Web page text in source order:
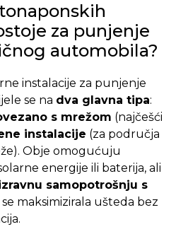
za punjenje
automobila?
instalacije za punjenje
se na dva glavna tipa:
s mrežom (najčešći
instalacije (za područja
Obje omogućuju
energije ili baterija, ali
samopotrošnju s
se maksimizirala ušteda bez